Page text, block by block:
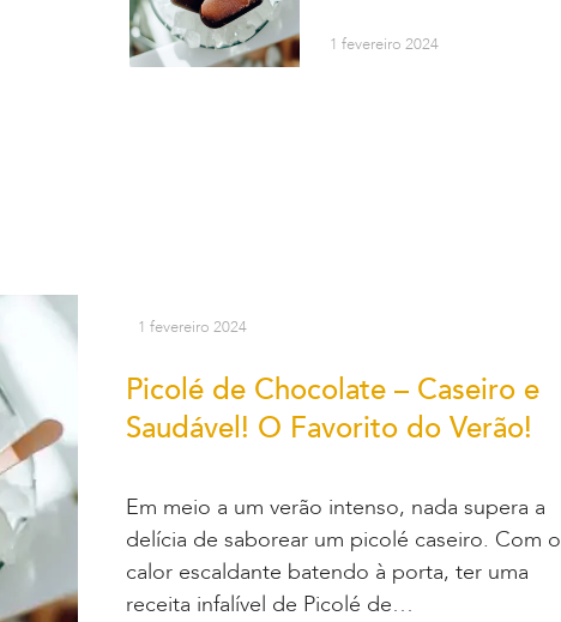
1 fevereiro 2024
1 fevereiro 2024
Picolé de Chocolate – Caseiro e
Saudável! O Favorito do Verão!
Em meio a um verão intenso, nada supera a
delícia de saborear um picolé caseiro. Com o
calor escaldante batendo à porta, ter uma
receita infalível de Picolé de…